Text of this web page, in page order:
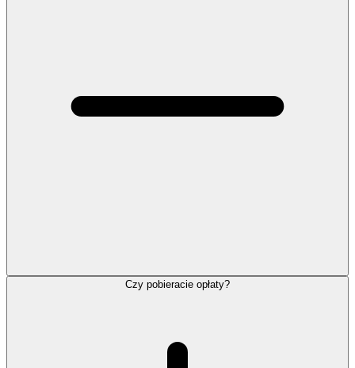
Czy pobieracie opłaty?